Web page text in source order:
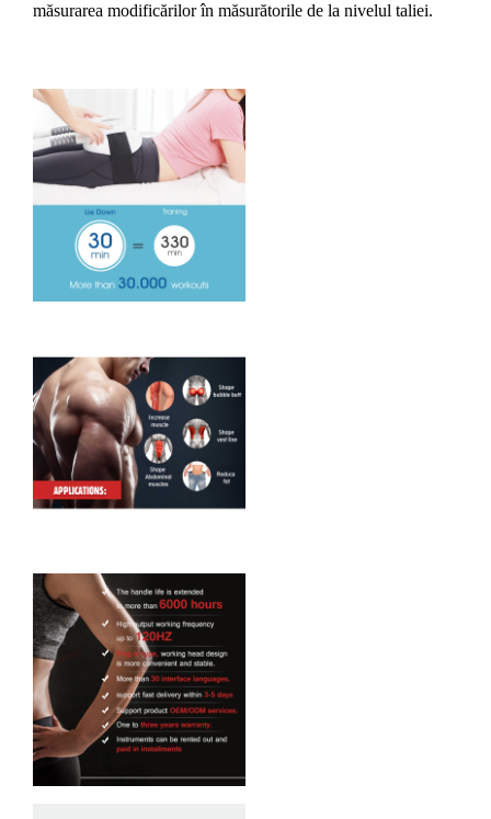
măsurarea modificărilor în măsurătorile de la nivelul taliei.